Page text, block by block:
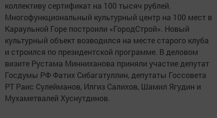
коллективу сертификат на 100 тысяч рублей.
Многофункциональный культурный центр на 100 мест в
Караульной Горе построили «ГородСтрой». Новый
культурный объект возводился на месте старого клуба
и строился по президентской программе. В деловом
визите Рустама Минниханова приняли участие депутат
Госдумы РФ Фатих Сибагатуллин, депутаты Госсовета
РТ Раис Сулейманов, Илгиз Салихов, Шамил Ягудин и
Мухаметвалей Хуснутдинов.